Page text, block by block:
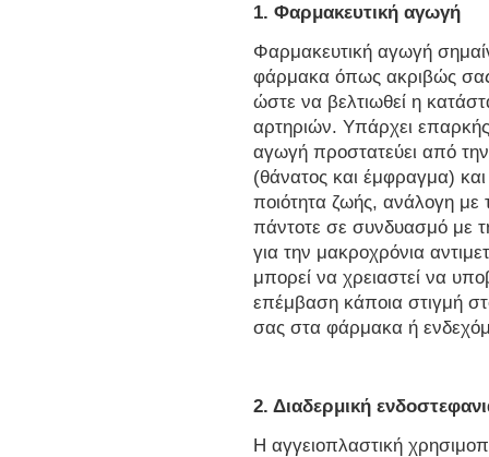
1. Φαρμακευτική αγωγή
Φαρμακευτική αγωγή
φάρμακα όπως ακριβώς σας
ώστε να βελτιωθεί η
αρτηριών. Υπάρχει
αγωγή προστατεύει από
(θάνατος και έμφραγμα)
ποιότητα ζωής, ανάλογη με
πάντοτε σε συνδυασμό με
για την μακροχρόνια
μπορεί να χρειαστεί να
επέμβαση κάποια στιγμή
σας στα φάρμακα ή
2. Διαδερμική
Η αγγειοπλαστική